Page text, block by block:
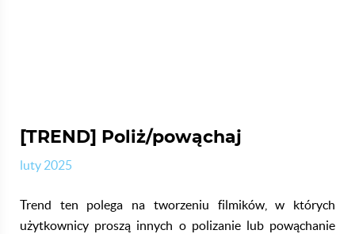
[TREND] Poliż/powąchaj
luty 2025
Trend ten polega na tworzeniu filmików, w których
użytkownicy proszą innych o polizanie lub powąchanie